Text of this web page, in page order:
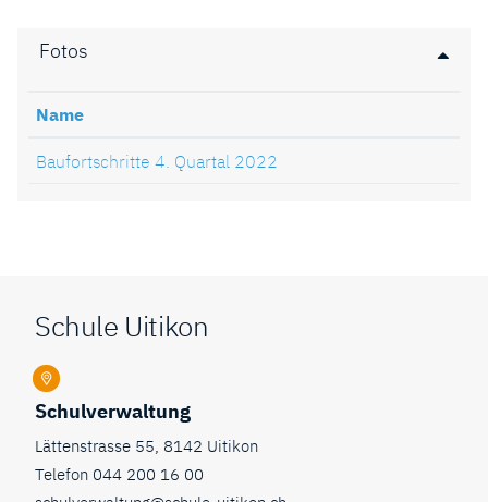
Fotos
Name
Baufortschritte 4. Quartal 2022
Schule Uitikon
Schulverwaltung
Lättenstrasse 55, 8142 Uitikon
Telefon 044 200 16 00